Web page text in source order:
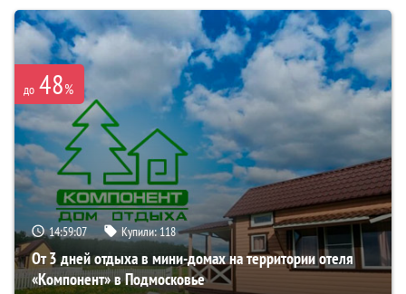
до 48%
14:59:06 Купили: 118
От 3 дней отдыха в мини-домах на территории отеля
«Компонент» в Подмосковье